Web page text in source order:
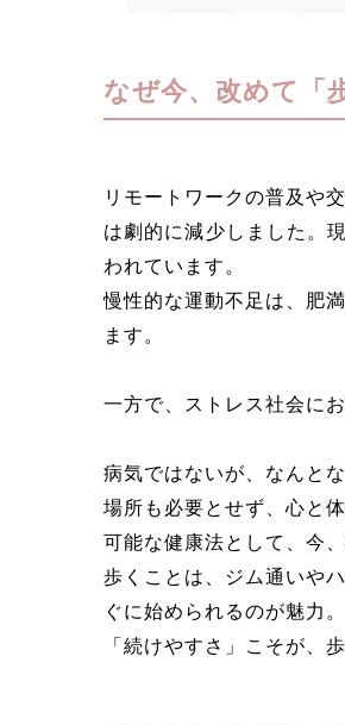
なぜ今、改めて「
リモートワークの普及や
は劇的に減少しました。
われています。
慢性的な運動不足は、肥
ます。
一方で、ストレス社会に
病気ではないが、なんと
場所も必要とせず、心と
可能な健康法として、今
歩くことは、ジム通いや
ぐに始められるのが魅力。
「続けやすさ」こそが、